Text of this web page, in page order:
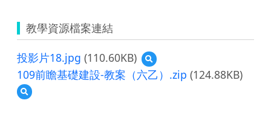
教學資源檔案連結
投影片18.jpg (110.60KB)
預
覽
投
109前瞻基礎建設-教案（六乙）.zip (124.88KB)
預
覽